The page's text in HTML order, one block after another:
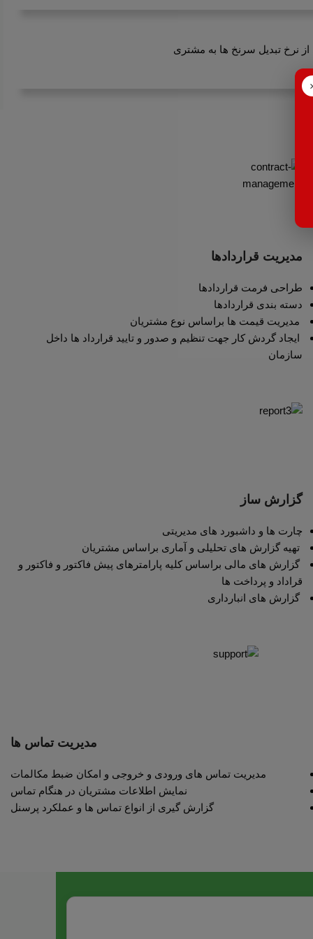
نرخ تبدیل سرنخ ها به مشتری
مدیریت قراردادها
طراحی فرمت قراردادها
دسته بندی قراردادها
مدیریت قیمت ها براساس نوع مشتریان
ایجاد گردش کار جهت تنظیم و صدور و تایید قرارداد ها داخل
سازمان
گزارش ساز
چارت ها و داشبورد های مدیریتی
تهیه گزارش های تحلیلی و آماری براساس مشتریان
گزارش های مالی براساس کلیه پارامترهای پیش فاکتور و فاکتور و
قراداد و پرداخت ها
گزارش های انبارداری
مدیریت تماس ها
مدیریت تماس های ورودی و خروجی و امکان ضبط مکالمات
نمایش اطلاعات مشتریان در هنگام تماس
گزارش گیری از انواع تماس ها و عملکرد پرسنل